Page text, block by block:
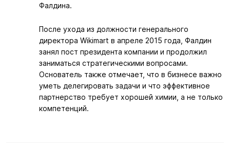
Фалдина.
После ухода из должности генерального
директора Wikimart в апреле 2015 года, Фалдин
занял пост президента компании и продолжил
заниматься стратегическими вопросами.
Основатель также отмечает, что в бизнесе важно
уметь делегировать задачи и что эффективное
партнерство требует хорошей химии, а не только
компетенций.